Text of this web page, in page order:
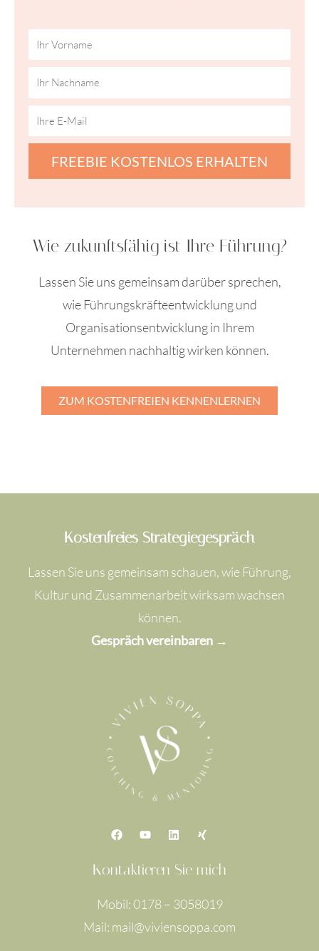
FREEBIE KOSTENLOS ERHALTEN
Wie zukunftsfähig ist Ihre Führung?
Lassen Sie uns gemeinsam darüber sprechen,
wie Führungskräfteentwicklung und
Organisationsentwicklung in Ihrem
Unternehmen nachhaltig wirken können.
ZUM KOSTENFREIEN KENNENLERNEN
Kostenfreies Strategiegespräch
Lassen Sie uns gemeinsam schauen, wie Führung,
Kultur und Zusammenarbeit wirksam wachsen
können.
Gespräch vereinbaren →
F
a
b
k
Y
o
u
L
i
k
e
n
X
i
Kontaktieren Sie mich
Mobil: 0178 – 3058019
Mail: mail@viviensoppa.com